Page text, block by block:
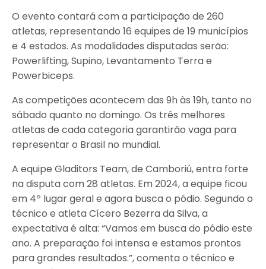
O evento contará com a participação de 260
atletas, representando 16 equipes de 19 municípios
e 4 estados. As modalidades disputadas serão:
Powerlifting, Supino, Levantamento Terra e
Powerbiceps.
As competições acontecem das 9h às 19h, tanto no
sábado quanto no domingo. Os três melhores
atletas de cada categoria garantirão vaga para
representar o Brasil no mundial.
A equipe Gladitors Team, de Camboriú, entra forte
na disputa com 28 atletas. Em 2024, a equipe ficou
em 4º lugar geral e agora busca o pódio. Segundo o
técnico e atleta Cícero Bezerra da Silva, a
expectativa é alta: “Vamos em busca do pódio este
ano. A preparação foi intensa e estamos prontos
para grandes resultados.”, comenta o técnico e